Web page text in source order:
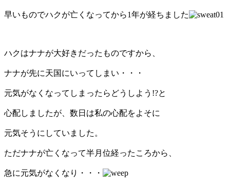
早いものでハクが亡くなってから1年が経ちました
ハクはナナが大好きだったものですから、
ナナが先に天国にいってしまい・・・
元気がなくなってしまったらどうしよう!?と
心配しましたが、数日は私の心配をよそに
元気そうにしていました。
ただナナが亡くなって半月位経ったころから、
急に元気がなくなり・・・